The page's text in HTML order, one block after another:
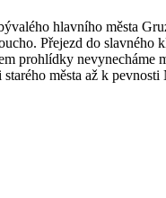
hlavního města
Přejezd do slavného
prohlídky
města až k